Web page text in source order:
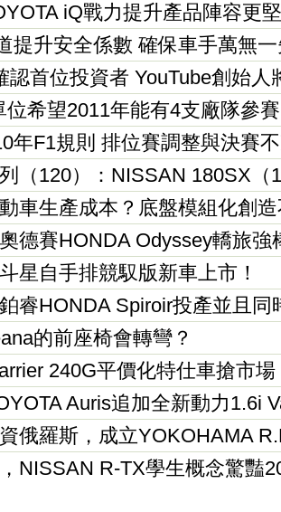
iQ戰力提升產品陣容更
提升安全係數 確保車手萬無
認首位投資者 YouTube創始人
位希望2011年能有4支廠隊參賽
年F1規則 排位賽調整與決賽
（120）：NISSAN 180SX（
車生產成本？底盤模組化創
德賽HONDA Odyssey轎旅強
星自手排競馭版新車上市！
睿HONDA Spiroir投產並且同
的前座椅會轉彎？
240G平價化特仕車搶市場
Auris追加全新動力1.6i
俄羅斯，成立YOKOHAMA
NISSAN R-TX學生概念驚豔